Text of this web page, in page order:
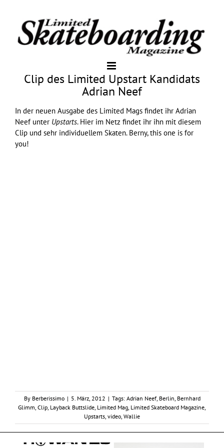
Clip des Limited Upstart Kandidats
Adrian Neef
In der neuen Ausgabe des Limited Mags findet ihr Adrian
Neef unter Upstarts. Hier im Netz findet ihr ihn mit diesem
Clip und sehr individuellem Skaten. Berny, this one is for
you!
By Berberissimo | 5. März, 2012 | Tags: Adrian Neef, Berlin Bernhard
Glimm Clip Layback Buttslide Limited Mag Limited Skateboard Magazine
Upstarts video Wallie